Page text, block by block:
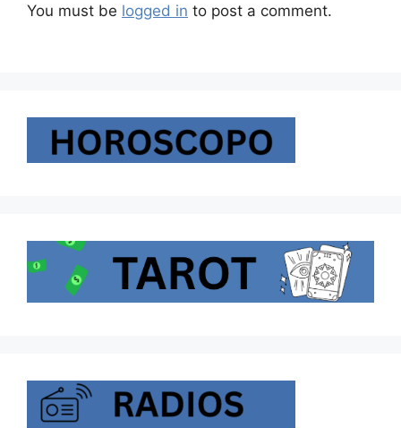
You must be logged in to post a comment.